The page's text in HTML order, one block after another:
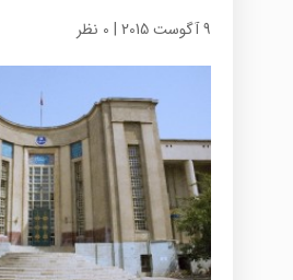
9 آگوست 2015 | 0 نظر